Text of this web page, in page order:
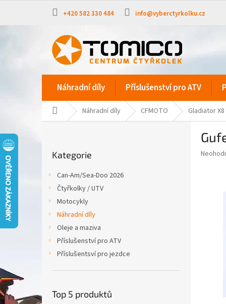
obsah
+420 582 330 484 info@vyberctyrkolku.cz
Náhradní díly Příslušenství pro ATV
Domů Náhradní díly CFMOTO Gladiator X8
kategorie
Kategorie
Can-Am/Sea-Doo 2026
Čtyřkolky / UTV
Motocykly
Náhradní díly
Oleje a maziva
Příslušenství pro ATV
Příslušentsví pro jezdce
Top 5 produktů